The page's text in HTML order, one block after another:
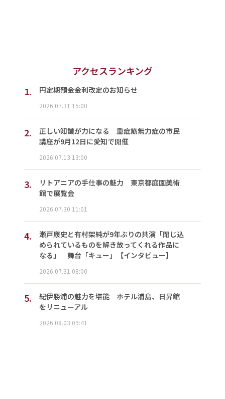
アクセスランキング
1.
円定期預金金利改定のお知らせ
2026.07.31 15:00
2.
正しい知識が力になる 重症筋無力症の市民
講座が9月12日に愛知で開催
2026.07.13 13:00
3.
リトアニアの手仕事の魅力 東京都庭園美術
館で展覧会
2026.07.30 11:01
4.
瀬戸康史と有村架純が9年ぶりの共演「閉じ込
められているものを解き放ってくれる作品に
なる」 舞台「キュー」【インタビュー】
2026.07.31 08:00
5.
紀伊勝浦の魅力を堪能 ホテル浦島、日昇館
をリニューアル
2026.08.03 09:41